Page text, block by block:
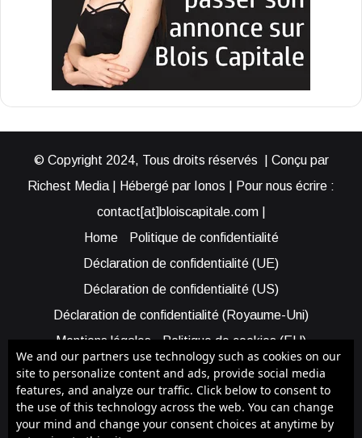
© Copyright 2024, Tous droits réservés | Conçu par
Richest Media | Hébergé par Ionos | Pour nous écrire :
contact[at]bloiscapitale.com |
Home
Politique de confidentialité
Déclaration de confidentialité (UE)
Déclaration de confidentialité (US)
Déclaration de confidentialité (Royaume-Uni)
Mentions légales
Politique de cookies (EU)
Cookie Policy (AUS)
Cookie Policy (US)
Qui sommes-nous ?
Participer à Blois Capitale
Bénéficier d’une assistance
We and our partners use technology such as cookies on our
site to personalize content and ads, provide social media
features, and analyze our traffic. Click below to consent to
the use of this technology across the web. You can change
your mind and change your consent choices at anytime by